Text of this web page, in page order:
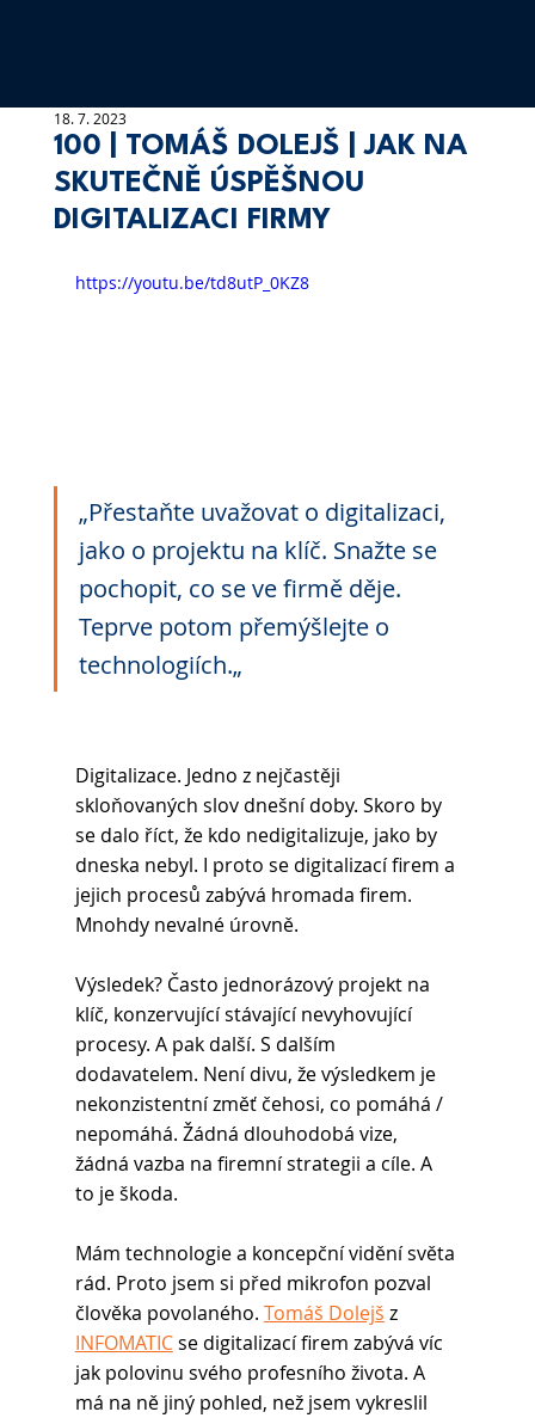
100 | TOMÁŠ DOLEJŠ | JAK NA
SKUTEČNĚ ÚSPĚŠNOU
DIGITALIZACI FIRMY
18. 7. 2023
https://youtu.be/td8utP_0KZ8
„Přestaňte uvažovat o digitalizaci,
jako o projektu na klíč. Snažte se
pochopit, co se ve firmě děje.
Teprve potom přemýšlejte o
technologiích.„
Digitalizace. Jedno z nejčastěji
skloňovaných slov dnešní doby. Skoro by
se dalo říct, že kdo nedigitalizuje, jako by
dneska nebyl. I proto se digitalizací firem a
jejich procesů zabývá hromada firem.
Mnohdy nevalné úrovně.
Výsledek? Často jednorázový projekt na
klíč, konzervující stávající nevyhovující
procesy. A pak další. S dalším
dodavatelem. Není divu, že výsledkem je
nekonzistentní změť čehosi, co pomáhá /
nepomáhá. Žádná dlouhodobá vize,
žádná vazba na firemní strategii a cíle. A
to je škoda.
Mám technologie a koncepční vidění světa
rád. Proto jsem si před mikrofon pozval
člověka povolaného. Tomáš Dolejš z
INFOMATIC se digitalizací firem zabývá víc
jak polovinu svého profesního života. A
má na ně jiný pohled, než jsem vykreslil